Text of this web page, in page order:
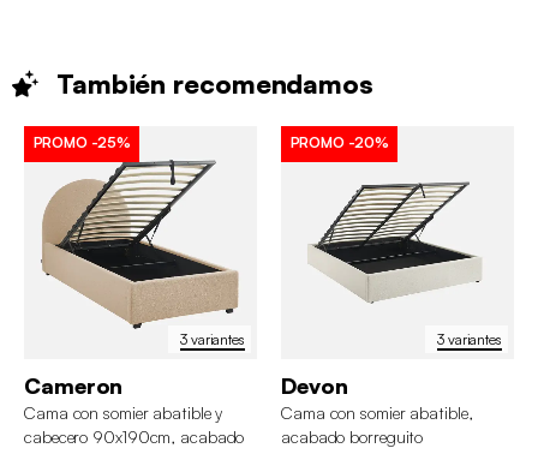
También recomendamos
3 variantes
PROMO -25%
Cameron
Cama con somier abatible y
cabecero 90x190cm, acabado
3 variantes
PROMO -20%
Devon
Cama con somier abatible,
acabado borreguito